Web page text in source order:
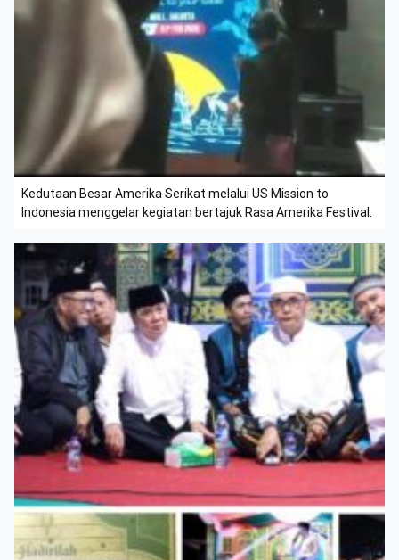
Kedutaan Besar Amerika Serikat melalui US Mission to
Indonesia menggelar kegiatan bertajuk Rasa Amerika Festival.